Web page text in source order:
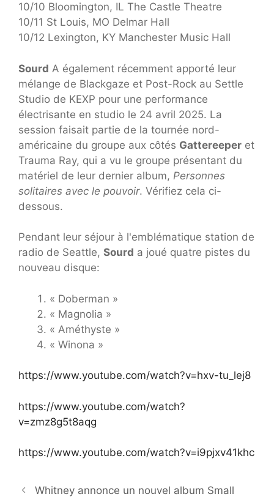
10/10 Bloomington, IL The Castle Theatre
10/11 St Louis, MO Delmar Hall
10/12 Lexington, KY Manchester Music Hall
Sourd A également récemment apporté leur
mélange de Blackgaze et Post-Rock au Settle
Studio de KEXP pour une performance
électrisante en studio le 24 avril 2025. La
session faisait partie de la tournée nord-
américaine du groupe aux côtés Gattereeper et
Trauma Ray, qui a vu le groupe présentant du
matériel de leur dernier album, Personnes
solitaires avec le pouvoir. Vérifiez cela ci-
dessous.
Pendant leur séjour à l'emblématique station de
radio de Seattle, Sourd a joué quatre pistes du
nouveau disque:
« Doberman »
« Magnolia »
« Améthyste »
« Winona »
https://www.youtube.com/watch?v=hxv-tu_lej8
https://www.youtube.com/watch?
v=zmz8g5t8aqg
https://www.youtube.com/watch?v=i9pjxv41khc
Whitney annonce un nouvel album Small